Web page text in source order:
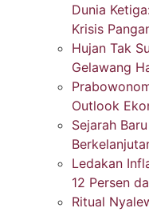
Dunia
Krisis
Hujan Tak
Gelawang
Outlook
Sejarah
Ledakan
12 Persen
Ritual